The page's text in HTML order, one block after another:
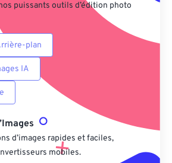
puissants outils d’édition photo
plan
IA
d’images rapides et faciles,
mobiles.